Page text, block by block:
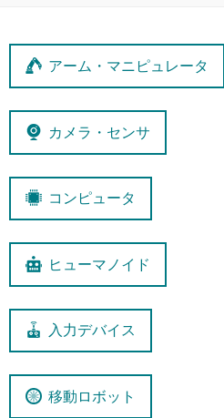
アーム・マニピュレータ
カメラ・センサ
コンピュータ
ヒューマノイド
入力デバイス
移動ロボット